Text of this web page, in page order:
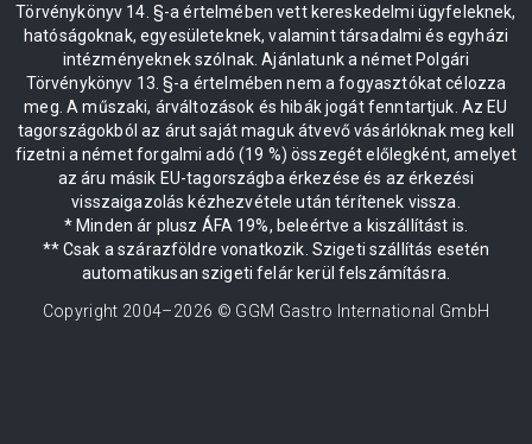
Törvénykönyv 14. §-a értelmében vett kereskedelmi ügyfeleknek,
hatóságoknak, egyesületeknek, valamint társadalmi és egyházi
intézményeknek szólnak. Ajánlatunk a német Polgári
Törvénykönyv 13. §-a értelmében nem a fogyasztókat célozza
meg. A műszaki, árváltozások és hibák jogát fenntartjuk. Az EU
tagországokból az árut saját maguk átvevő vásárlóknak meg kell
fizetni a német forgalmi adó (19 %) összegét előlegként, amelyet
az áru másik EU-tagországba érkezése és az érkezési
visszaigazolás kézhezvétele után térítenek vissza.
* Minden ár plusz ÁFA 19%, beleértve a kiszállítást is.
** Csak a szárazföldre vonatkozik. Szigeti szállítás esetén
automatikusan szigeti felár kerül felszámításra.
Copyright 2004–2026 © GGM Gastro International GmbH